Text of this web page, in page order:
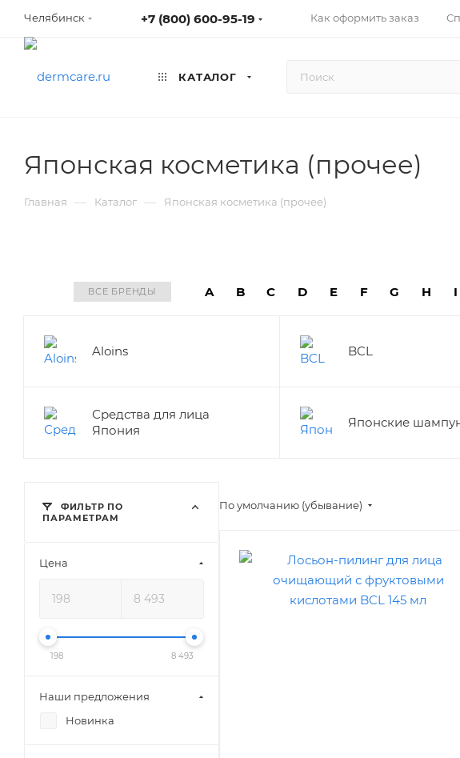
Челябинск +7 (800) 600-95-19 Как оформить заказ
КАТАЛОГ
Японская косметика (прочее)
Главная — Каталог — Японская косметика (прочее)
ВСЕ БРЕНДЫ A B C D E F G H I
Aloins BCL
Средства для лица
Япония
Японские
По умолчанию (убывание)
ФИЛЬТР ПО
ПАРАМЕТРАМ
Цена
198 8 493
Наши предложения
Новинка